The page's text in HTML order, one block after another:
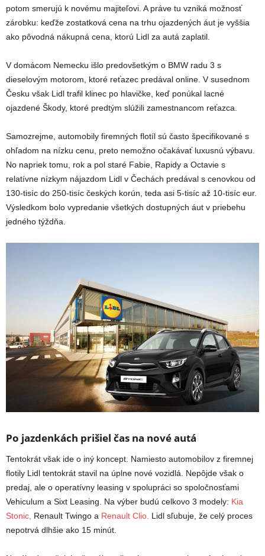
potom smerujú k novému majiteľovi. A práve tu vzniká možnosť
zárobku: keďže zostatková cena na trhu ojazdených áut je vyššia
ako pôvodná nákupná cena, ktorú Lidl za autá zaplatil.
V domácom Nemecku išlo predovšetkým o BMW radu 3 s
dieselovým motorom, ktoré reťazec predával online. V susednom
Česku však Lidl trafil klinec po hlavičke, keď ponúkal lacné
ojazdené Škody, ktoré predtým slúžili zamestnancom reťazca.
Samozrejme, automobily firemných flotíl sú často špecifikované s
ohľadom na nízku cenu, preto nemožno očakávať luxusnú výbavu.
No napriek tomu, rok a pol staré Fabie, Rapidy a Octavie s
relatívne nízkym nájazdom Lidl v Čechách predával s cenovkou od
130-tisíc do 250-tisíc českých korún, teda asi 5-tisíc až 10-tisíc eur.
Výsledkom bolo vypredanie všetkých dostupných áut v priebehu
jedného týždňa.
Po jazdenkách prišiel čas na nové autá
Tentokrát však ide o iný koncept. Namiesto automobilov z firemnej
flotily Lidl tentokrát stavil na úplne nové vozidlá. Nepôjde však o
predaj, ale o operatívny leasing v spolupráci so spoločnosťami
Vehiculum a Sixt Leasing. Na výber budú celkovo 3 modely: Kia
Stonic, Renault Twingo a Renault Clio. Lidl sľubuje, že celý proces
nepotrvá dlhšie ako 15 minút.